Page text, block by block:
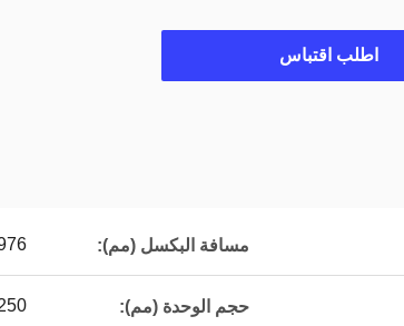
اطلب اقتباس
مسافة البكسل (مم):
حجم الوحدة (مم):